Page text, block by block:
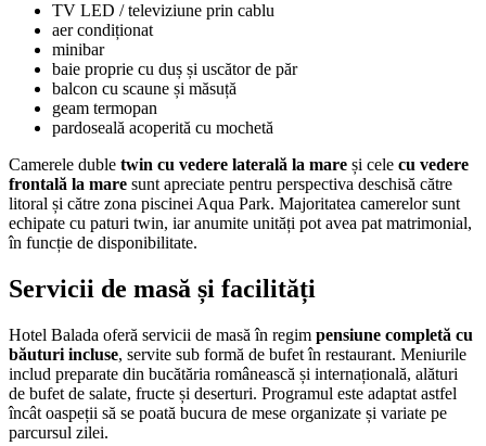
TV LED / televiziune prin cablu
aer condiționat
minibar
baie proprie cu duș și uscător de păr
balcon cu scaune și măsuță
geam termopan
pardoseală acoperită cu mochetă
Camerele duble twin cu vedere laterală la mare și cele cu vedere
frontală la mare sunt apreciate pentru perspectiva deschisă către
litoral și către zona piscinei Aqua Park. Majoritatea camerelor sunt
echipate cu paturi twin, iar anumite unități pot avea pat matrimonial,
în funcție de disponibilitate.
Servicii de masă și facilități
Hotel Balada oferă servicii de masă în regim pensiune completă cu
băuturi incluse, servite sub formă de bufet în restaurant. Meniurile
includ preparate din bucătăria românească și internațională, alături
de bufet de salate, fructe și deserturi. Programul este adaptat astfel
încât oaspeții să se poată bucura de mese organizate și variate pe
parcursul zilei.